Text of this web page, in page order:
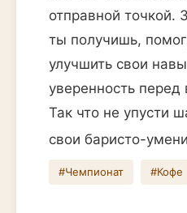
отправной точкой.
ты получишь,
улучшить свои
уверенность
Так что не упусти
свои баристо-
#Чемпионат #Кофе